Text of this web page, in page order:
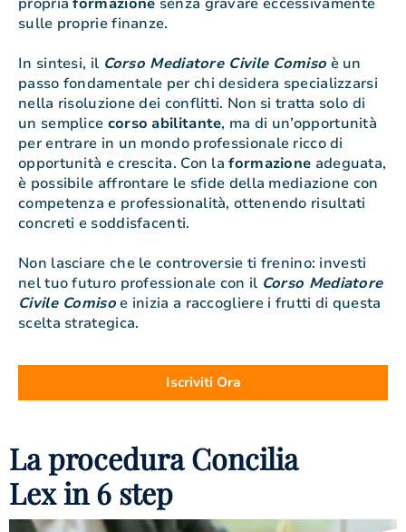
sulle proprie finanze.
In sintesi, il Corso Mediatore Civile Comiso è un
passo fondamentale per chi desidera specializzarsi
nella risoluzione dei conflitti. Non si tratta solo di
un semplice corso abilitante, ma di un’opportunità
per entrare in un mondo professionale ricco di
opportunità e crescita. Con laformazione adeguata,
è possibile affrontare le sfide della mediazione con
competenza e professionalità, ottenendo risultati
concreti e soddisfacenti.
Non lasciare che le controversie ti frenino: investi
nel tuo futuro professionale con il Corso Mediatore
Civile Comisoe inizia a raccogliere i frutti di questa
scelta strategica.
Iscriviti Ora
La procedura Concilia
Lex in 6 step